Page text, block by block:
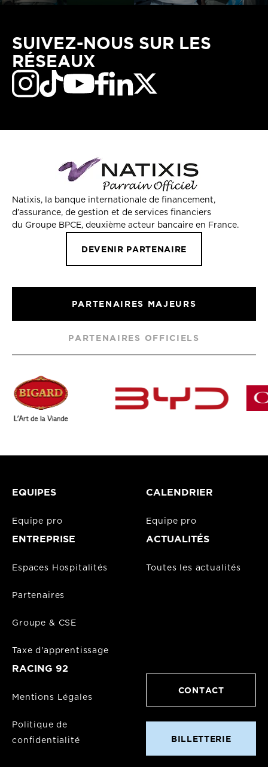
SUIVEZ-NOUS SUR LES
RÉSEAUX
Natixis, la banque internationale de financement,
d’assurance, de gestion et de services financiers
du Groupe BPCE, deuxième acteur bancaire en France.
DEVENIR PARTENAIRE
PARTENAIRES MAJEURS
PARTENAIRES OFFICIELS
EQUIPES
Equipe pro
CALENDRIER
Equipe pro
ENTREPRISE
Espaces Hospitalités
Partenaires
Groupe & CSE
Taxe d'apprentissage
ACTUALITÉS
Toutes les actualités
RACING 92
Mentions Légales
Politique de
confidentialité
CONTACT
BILLETTERIE